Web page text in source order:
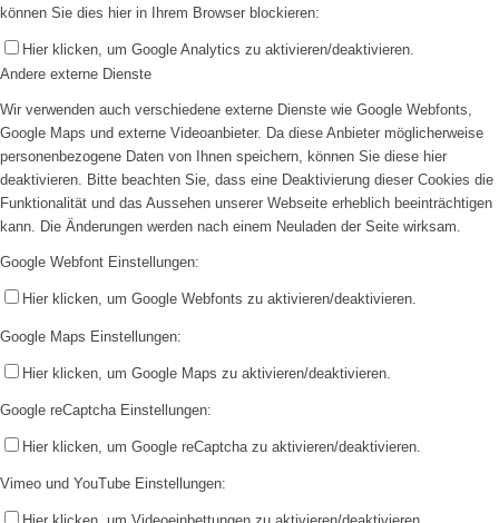
können Sie dies hier in Ihrem Browser blockieren:
Hier klicken, um Google Analytics zu aktivieren/deaktivieren.
Andere externe Dienste
Wir verwenden auch verschiedene externe Dienste wie Google Webfonts,
Google Maps und externe Videoanbieter. Da diese Anbieter möglicherweise
personenbezogene Daten von Ihnen speichern, können Sie diese hier
deaktivieren. Bitte beachten Sie, dass eine Deaktivierung dieser Cookies die
Funktionalität und das Aussehen unserer Webseite erheblich beeinträchtigen
kann. Die Änderungen werden nach einem Neuladen der Seite wirksam.
Google Webfont Einstellungen:
Hier klicken, um Google Webfonts zu aktivieren/deaktivieren.
Google Maps Einstellungen:
Hier klicken, um Google Maps zu aktivieren/deaktivieren.
Google reCaptcha Einstellungen:
Hier klicken, um Google reCaptcha zu aktivieren/deaktivieren.
Vimeo und YouTube Einstellungen: